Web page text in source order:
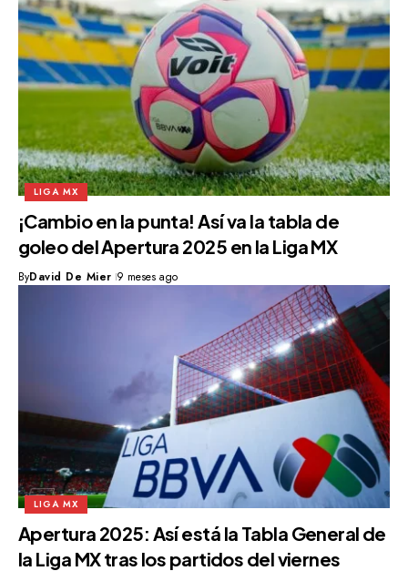
LIGA MX
¡Cambio en la punta! Así va la tabla de
goleo del Apertura 2025 en la Liga MX
ByDavid De Mier 9 meses ago
LIGA MX
Apertura 2025: Así está la Tabla General de
la Liga MX tras los partidos del viernes